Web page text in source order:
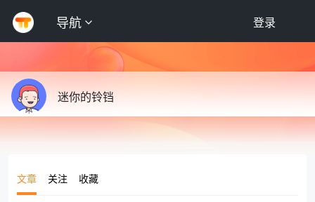
导航 登录
迷你的铃铛
文章 关注 收藏